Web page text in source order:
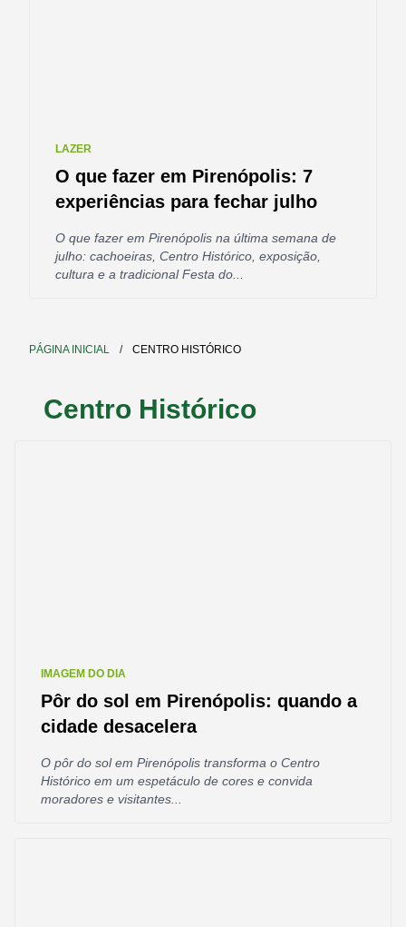
LAZER
O que fazer em Pirenópolis: 7
experiências para fechar julho
O que fazer em Pirenópolis na última semana de
julho: cachoeiras, Centro Histórico, exposição,
cultura e a tradicional Festa do...
PÁGINA INICIAL / CENTRO HISTÓRICO
Centro Histórico
IMAGEM DO DIA
Pôr do sol em Pirenópolis: quando a
cidade desacelera
O pôr do sol em Pirenópolis transforma o Centro
Histórico em um espetáculo de cores e convida
moradores e visitantes...